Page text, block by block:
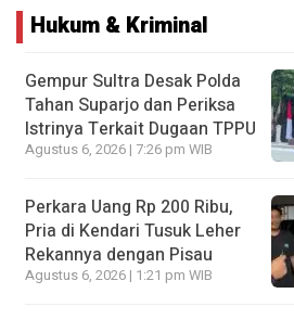
Hukum & Kriminal
Gempur Sultra Desak Polda
Tahan Suparjo dan Periksa
Istrinya Terkait Dugaan TPPU
Agustus 6, 2026 | 7:26 pm WIB
Perkara Uang Rp 200 Ribu,
Pria di Kendari Tusuk Leher
Rekannya dengan Pisau
Agustus 6, 2026 | 1:21 pm WIB